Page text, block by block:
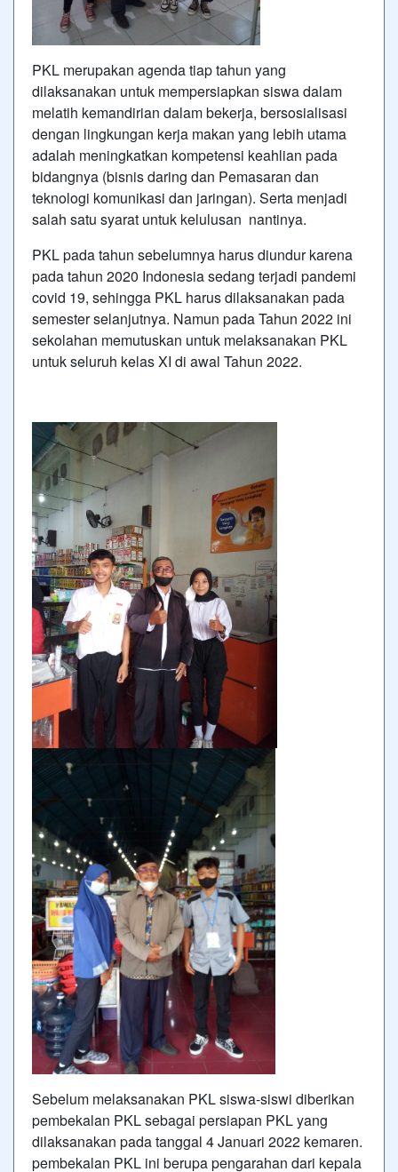
PKL merupakan agenda tiap tahun yang
dilaksanakan untuk mempersiapkan siswa dalam
melatih kemandirian dalam bekerja, bersosialisasi
dengan lingkungan kerja makan yang lebih utama
adalah meningkatkan kompetensi keahlian pada
bidangnya (bisnis daring dan Pemasaran dan
teknologi komunikasi dan jaringan). Serta menjadi
salah satu syarat untuk kelulusan nantinya.
PKL pada tahun sebelumnya harus diundur karena
pada tahun 2020 Indonesia sedang terjadi pandemi
covid 19, sehingga PKL harus dilaksanakan pada
semester selanjutnya. Namun pada Tahun 2022 ini
sekolahan memutuskan untuk melaksanakan PKL
untuk seluruh kelas XI di awal Tahun 2022.
Sebelum melaksanakan PKL siswa-siswi diberikan
pembekalan PKL sebagai persiapan PKL yang
dilaksanakan pada tanggal 4 Januari 2022 kemaren.
pembekalan PKL ini berupa pengarahan dari kepala